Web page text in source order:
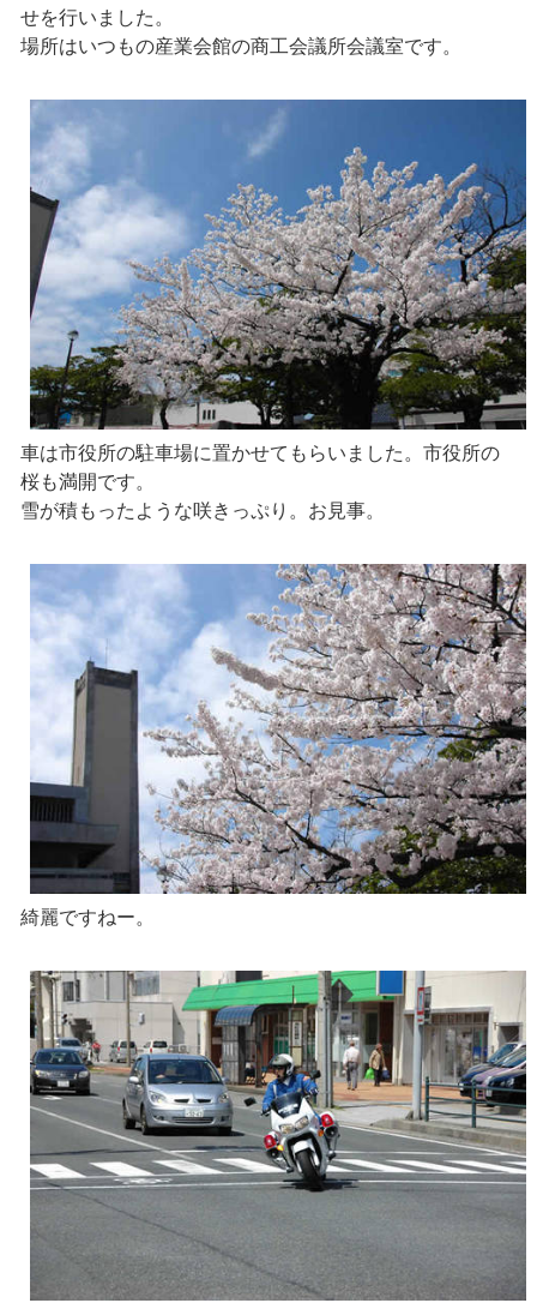
せを行いました。
場所はいつもの産業会館の商工会議所会議室です。
車は市役所の駐車場に置かせてもらいました。市役所の
桜も満開です。
雪が積もったような咲きっぷり。お見事。
綺麗ですねー。